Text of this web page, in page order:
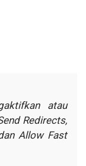
atau
Redirects,
Allow Fast